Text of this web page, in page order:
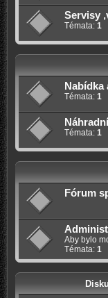
Servisy
Témata: 1
Nabídka
Témata: 1
Témata: 1
Fórum
Aby bylo
Témata: 1